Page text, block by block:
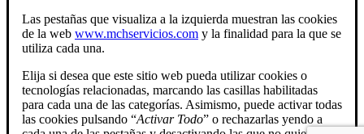
Las pestañas que visualiza a la izquierda muestran las cookies
de la web www.mchservicios.com y la finalidad para la que se
utiliza cada una.
Elija si desea que este sitio web pueda utilizar cookies o
tecnologías relacionadas, marcando las casillas habilitadas
para cada una de las categorías. Asimismo, puede activar todas
las cookies pulsando “Activar Todo” o rechazarlas yendo a